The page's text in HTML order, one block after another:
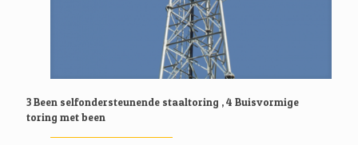
3 Been selfondersteunende staaltoring , 4 Buisvormige
toring met been